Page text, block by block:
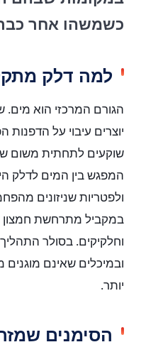
כשמשהו אחר
למה דלק
הגורם המרכזי הוא מים.
יוצרים עיבוי על
שוקעים לתחתית משום
המפגש בין המים לדלק
ולפטריות שניזונים
במקביל מתרחשת חמצון
וחלקיקים. בסולר
ובמיכלים שאינם
יותר.
הסימנים